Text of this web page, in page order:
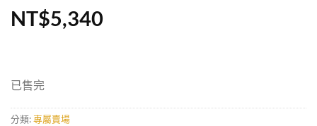
NT$5,340
已售完
分類:專屬賣場